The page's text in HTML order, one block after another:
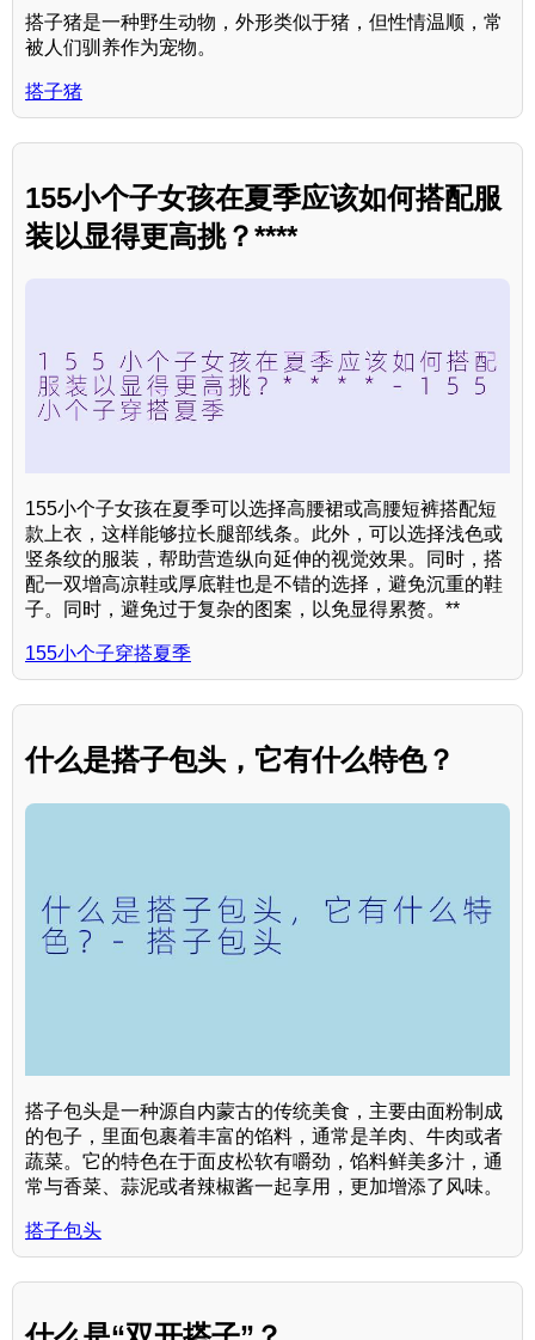
搭子猪是一种野生动物，外形类似于猪，但性情温顺，常
被人们驯养作为宠物。
搭子猪
155小个子女孩在夏季应该如何搭配服
装以显得更高挑？****
155小个子女孩在夏季可以选择高腰裙或高腰短裤搭配短
款上衣，这样能够拉长腿部线条。此外，可以选择浅色或
竖条纹的服装，帮助营造纵向延伸的视觉效果。同时，搭
配一双增高凉鞋或厚底鞋也是不错的选择，避免沉重的鞋
子。同时，避免过于复杂的图案，以免显得累赘。**
155小个子穿搭夏季
什么是搭子包头，它有什么特色？
搭子包头是一种源自内蒙古的传统美食，主要由面粉制成
的包子，里面包裹着丰富的馅料，通常是羊肉、牛肉或者
蔬菜。它的特色在于面皮松软有嚼劲，馅料鲜美多汁，通
常与香菜、蒜泥或者辣椒酱一起享用，更加增添了风味。
搭子包头